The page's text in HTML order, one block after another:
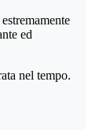
ed
nel tempo.